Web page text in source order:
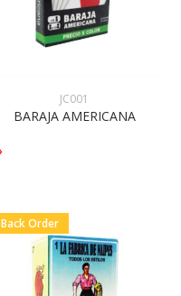
JC001
BARAJA AMERICANA
Back Order